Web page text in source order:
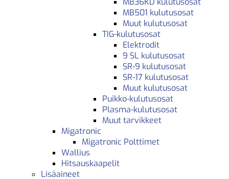
MB501 kulutusosat
Muut kulutusosat
TIG-kulutusosat
Elektrodit
9 SL kulutusosat
SR-9 kulutusosat
SR-17 kulutusosat
Muut kulutusosat
Puikko-kulutusosat
Plasma-kulutusosat
Muut tarvikkeet
Migatronic
Migatronic Polttimet
Wallius
Hitsauskaapelit
Lisäaineet